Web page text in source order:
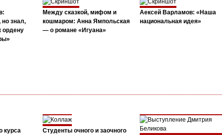
но знал,
ордену
Между сказкой, мифом и
кошмаром: Анна Ямпольская
— о романе «Игуана»
Аексей Варламов: «Наша
национальная идея»
курса
Студенты очного и заочного